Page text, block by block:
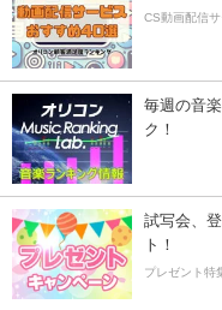
CS動画配信
毎週の音
ク！
試写会、
ト！
プレゼント特